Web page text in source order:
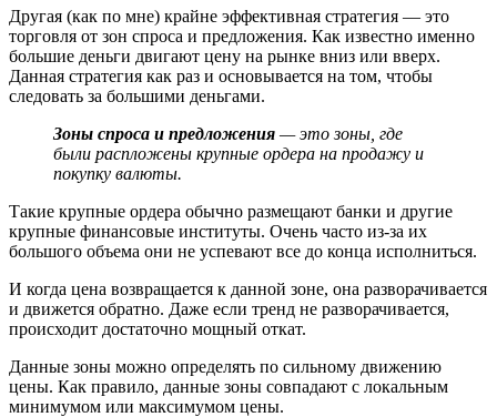
Другая (как по мне) крайне эффективная стратегия — это
торговля от зон спроса и предложения. Как известно именно
большие деньги двигают цену на рынке вниз или вверх.
Данная стратегия как раз и основывается на том, чтобы
следовать за большими деньгами.
Зоны спроса и предложения — это зоны, где
были распложены крупные ордера на продажу и
покупку валюты.
Такие крупные ордера обычно размещают банки и другие
крупные финансовые институты. Очень часто из-за их
большого объема они не успевают все до конца исполниться.
И когда цена возвращается к данной зоне, она разворачивается
и движется обратно. Даже если тренд не разворачивается,
происходит достаточно мощный откат.
Данные зоны можно определять по сильному движению
цены. Как правило, данные зоны совпадают с локальным
минимумом или максимумом цены.